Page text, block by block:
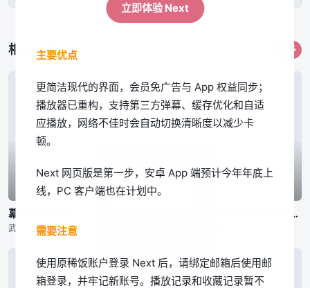
App体验更佳
立即下载
相关作品 更多
已完结
幕末替身传说 身为悲剧始作俑者的最强邪恶BOSS女王为民竭心尽力。 第二季
立即体验 Next
主要优点
更简洁现代的界面，会员免广告与 App 权益同步；
播放器已重构，支持第三方弹幕、缓存优化和自适
应播放，网络不佳时会自动切换清晰度以减少卡
顿。
Next 网页版是第一步，安卓 App 端预计今年年底上
线，PC 客户端也在计划中。
需要注意
使用原稀饭账户登录 Next 后，请绑定邮箱后使用邮
箱登录，并牢记新账号。播放记录和收藏记录暂不